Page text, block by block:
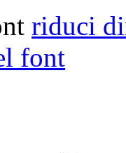
riduci
font